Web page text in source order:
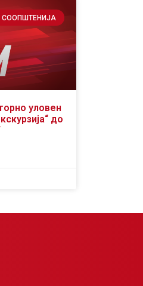
СООПШТЕНИЈА
уловен
до